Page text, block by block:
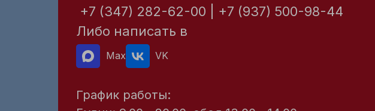
+7 (347) 282-62-00 | +7 (937) 500-98-44
Либо написать в
Max VK
График работы: